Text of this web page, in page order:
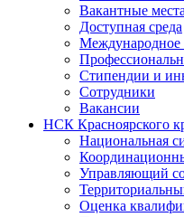
Вакантные
Доступная среда
Международное
Стипендии и
Сотрудники
Вакансии
НСК Красноярского
Национальная
Управляющий
Оценка